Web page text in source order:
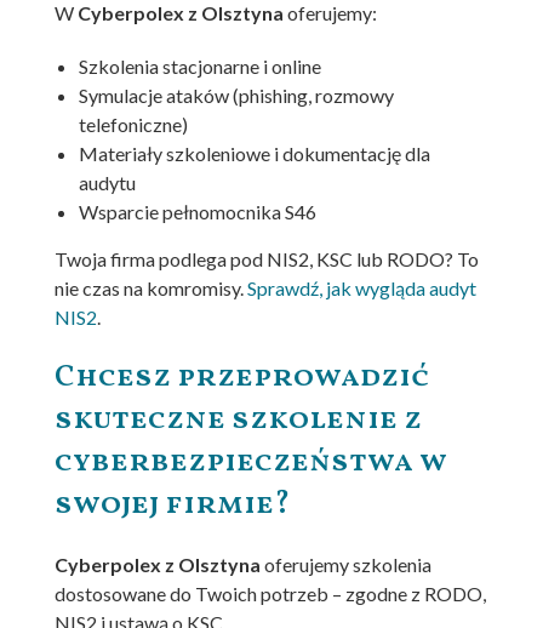
W Cyberpolex z Olsztyna oferujemy:
Szkolenia stacjonarne i online
Symulacje ataków (phishing, rozmowy
telefoniczne)
Materiały szkoleniowe i dokumentację dla
audytu
Wsparcie pełnomocnika S46
Twoja firma podlega pod NIS2, KSC lub RODO? To
nie czas na komromisy.Sprawdź, jak wygląda audyt
NIS2.
Chcesz przeprowadzić
skuteczne szkolenie z
cyberbezpieczeństwa w
swojej firmie?
Cyberpolex z Olsztyna oferujemy szkolenia
dostosowane do Twoich potrzeb – zgodne z RODO,
NIS2 i ustawą o KSC.